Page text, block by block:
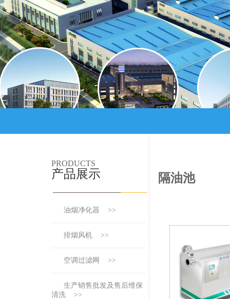
PRODUCTS
产品展示
油烟净化器 >>
排烟风机 >>
空调过滤网 >>
生产销售批发及售后维保
清洗 >>
隔油池